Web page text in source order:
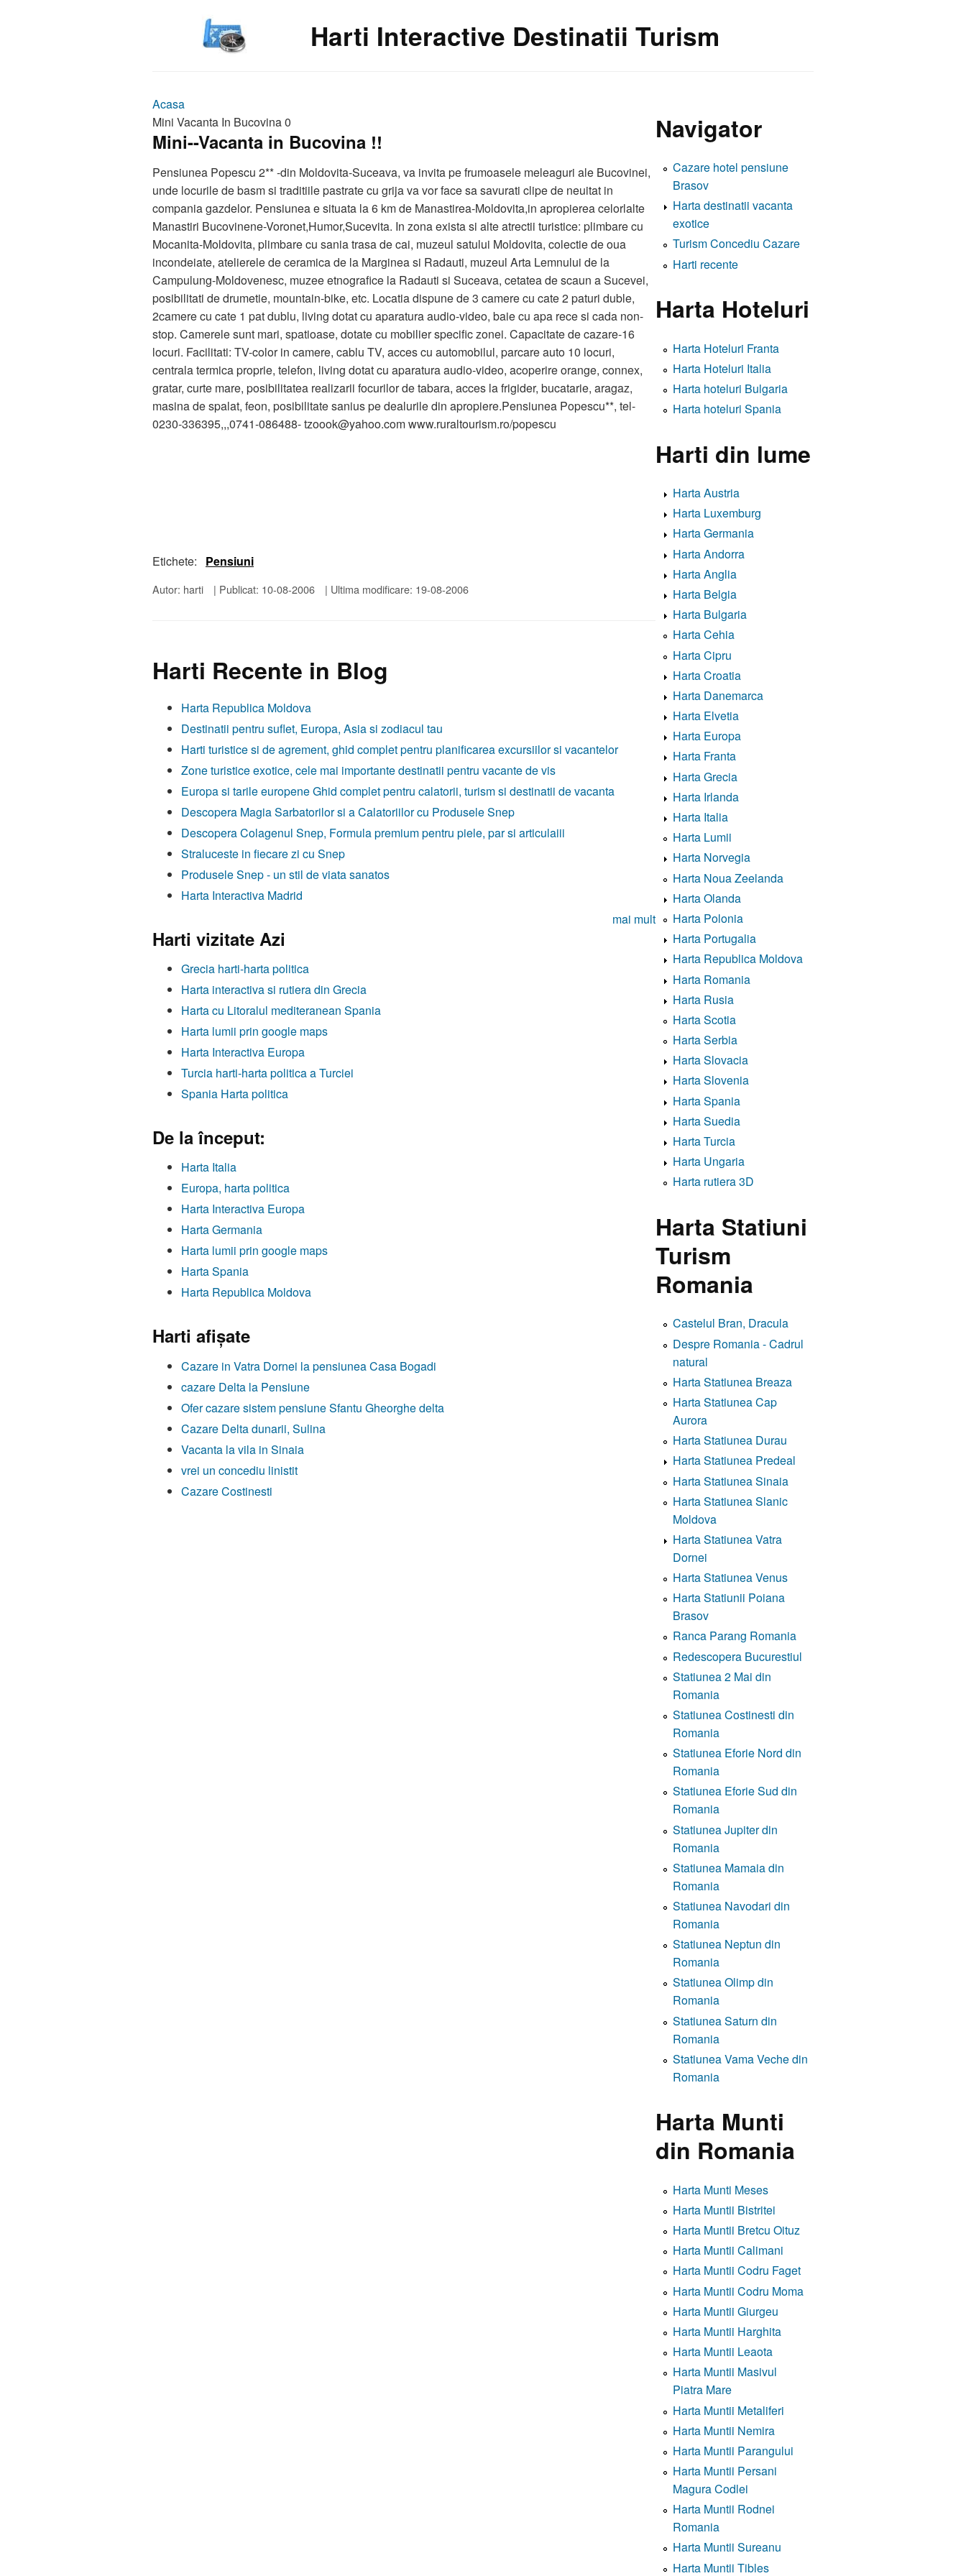
Harti Interactive Destinatii Turism
Acasa
Mini Vacanta In Bucovina 0
Mini--Vacanta in Bucovina !!
Pensiunea Popescu 2** -din Moldovita-Suceava, va invita pe frumoasele meleaguri ale Bucovinei,
unde locurile de basm si traditiile pastrate cu grija va vor face sa savurati clipe de neuitat in
compania gazdelor. Pensiunea e situata la 6 km de Manastirea-Moldovita,in apropierea celorlalte
Manastiri Bucovinene-Voronet,Humor,Sucevita. In zona exista si alte atrectii turistice: plimbare cu
Mocanita-Moldovita, plimbare cu sania trasa de cai, muzeul satului Moldovita, colectie de oua
incondeiate, atelierele de ceramica de la Marginea si Radauti, muzeul Arta Lemnului de la
Campulung-Moldovenesc, muzee etnografice la Radauti si Suceava, cetatea de scaun a Sucevei,
posibilitati de drumetie, mountain-bike, etc. Locatia dispune de 3 camere cu cate 2 paturi duble,
2camere cu cate 1 pat dublu, living dotat cu aparatura audio-video, baie cu apa rece si cada non-
stop. Camerele sunt mari, spatioase, dotate cu mobilier specific zonei. Capacitate de cazare-16
locuri. Facilitati: TV-color in camere, cablu TV, acces cu automobilul, parcare auto 10 locuri,
centrala termica proprie, telefon, living dotat cu aparatura audio-video, acoperire orange, connex,
gratar, curte mare, posibilitatea realizarii focurilor de tabara, acces la frigider, bucatarie, aragaz,
masina de spalat, feon, posibilitate sanius pe dealurile din apropiere.Pensiunea Popescu**, tel-
0230-336395,,,0741-086488- tzoook@yahoo.com www.ruraltourism.ro/popescu
Etichete: Pensiuni
Autor: harti | Publicat: 10-08-2006 | Ultima modificare: 19-08-2006
Harti Recente in Blog
Harta Republica Moldova
Destinatii pentru suflet, Europa, Asia si zodiacul tau
Harti turistice si de agrement, ghid complet pentru planificarea excursiilor si vacantelor
Zone turistice exotice, cele mai importante destinatii pentru vacante de vis
Europa si tarile europene Ghid complet pentru calatorii, turism si destinatii de vacanta
Descopera Magia Sarbatorilor si a Calatoriilor cu Produsele Snep
Descopera Colagenul Snep, Formula premium pentru piele, par si articulaiii
Straluceste in fiecare zi cu Snep
Produsele Snep - un stil de viata sanatos
Harta Interactiva Madrid
mai mult
Harti vizitate Azi
Grecia harti-harta politica
Harta interactiva si rutiera din Grecia
Harta cu Litoralul mediteranean Spania
Harta lumii prin google maps
Harta Interactiva Europa
Turcia harti-harta politica a Turciei
Spania Harta politica
De la început:
Harta Italia
Europa, harta politica
Harta Interactiva Europa
Harta Germania
Harta lumii prin google maps
Harta Spania
Harta Republica Moldova
Harti afişate
Cazare in Vatra Dornei la pensiunea Casa Bogadi
cazare Delta la Pensiune
Ofer cazare sistem pensiune Sfantu Gheorghe delta
Cazare Delta dunarii, Sulina
Vacanta la vila in Sinaia
vrei un concediu linistit
Cazare Costinesti
Navigator
Cazare hotel pensiune
Brasov
Harta destinatii vacanta
exotice
Turism Concediu Cazare
Harti recente
Harta Hoteluri
Harta Hoteluri Franta
Harta Hoteluri Italia
Harta hoteluri Bulgaria
Harta hoteluri Spania
Harti din lume
Harta Austria
Harta Luxemburg
Harta Germania
Harta Andorra
Harta Anglia
Harta Belgia
Harta Bulgaria
Harta Cehia
Harta Cipru
Harta Croatia
Harta Danemarca
Harta Elvetia
Harta Europa
Harta Franta
Harta Grecia
Harta Irlanda
Harta Italia
Harta Lumii
Harta Norvegia
Harta Noua Zeelanda
Harta Olanda
Harta Polonia
Harta Portugalia
Harta Republica Moldova
Harta Romania
Harta Rusia
Harta Scotia
Harta Serbia
Harta Slovacia
Harta Slovenia
Harta Spania
Harta Suedia
Harta Turcia
Harta Ungaria
Harta rutiera 3D
Harta Statiuni
Turism
Romania
Castelul Bran, Dracula
Despre Romania - Cadrul
natural
Harta Statiunea Breaza
Harta Statiunea Cap
Aurora
Harta Statiunea Durau
Harta Statiunea Predeal
Harta Statiunea Sinaia
Harta Statiunea Slanic
Moldova
Harta Statiunea Vatra
Dornei
Harta Statiunea Venus
Harta Statiunii Poiana
Brasov
Ranca Parang Romania
Redescopera Bucurestiul
Statiunea 2 Mai din
Romania
Statiunea Costinesti din
Romania
Statiunea Eforie Nord din
Romania
Statiunea Eforie Sud din
Romania
Statiunea Jupiter din
Romania
Statiunea Mamaia din
Romania
Statiunea Navodari din
Romania
Statiunea Neptun din
Romania
Statiunea Olimp din
Romania
Statiunea Saturn din
Romania
Statiunea Vama Veche din
Romania
Harta Munti
din Romania
Harta Munti Meses
Harta Muntii Bistritei
Harta Muntii Bretcu Oituz
Harta Muntii Calimani
Harta Muntii Codru Faget
Harta Muntii Codru Moma
Harta Muntii Giurgeu
Harta Muntii Harghita
Harta Muntii Leaota
Harta Muntii Masivul
Piatra Mare
Harta Muntii Metaliferi
Harta Muntii Nemira
Harta Muntii Parangului
Harta Muntii Persani
Magura Codlei
Harta Muntii Rodnei
Romania
Harta Muntii Sureanu
Harta Muntii Tibles